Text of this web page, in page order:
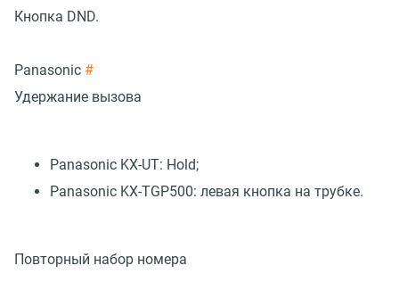
Кнопка DND.
Panasonic #
Удержание вызова
Panasonic KX-UT: Нold;
Panasonic KX-TGP500: левая кнопка на трубке.
Повторный набор номера